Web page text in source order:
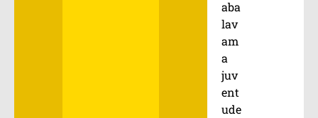
aba
lav
am
a
juv
ent
ude